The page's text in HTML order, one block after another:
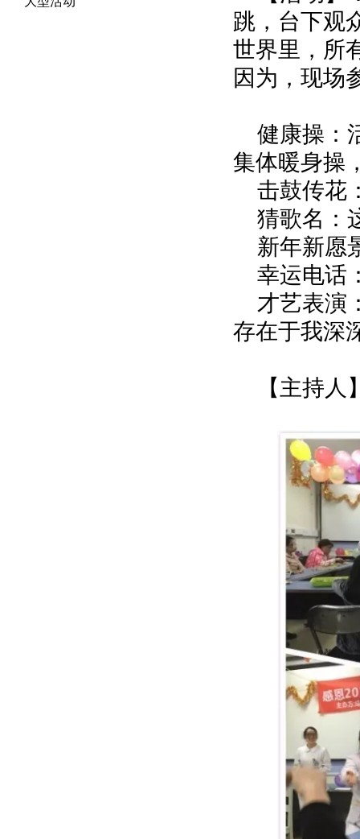
跳，台下观
世界里，所
因为，现场
健康操：
集体暖身操
击鼓传花
猜歌名：
新年新愿
幸运电话
才艺表演
存在于我深
【主持